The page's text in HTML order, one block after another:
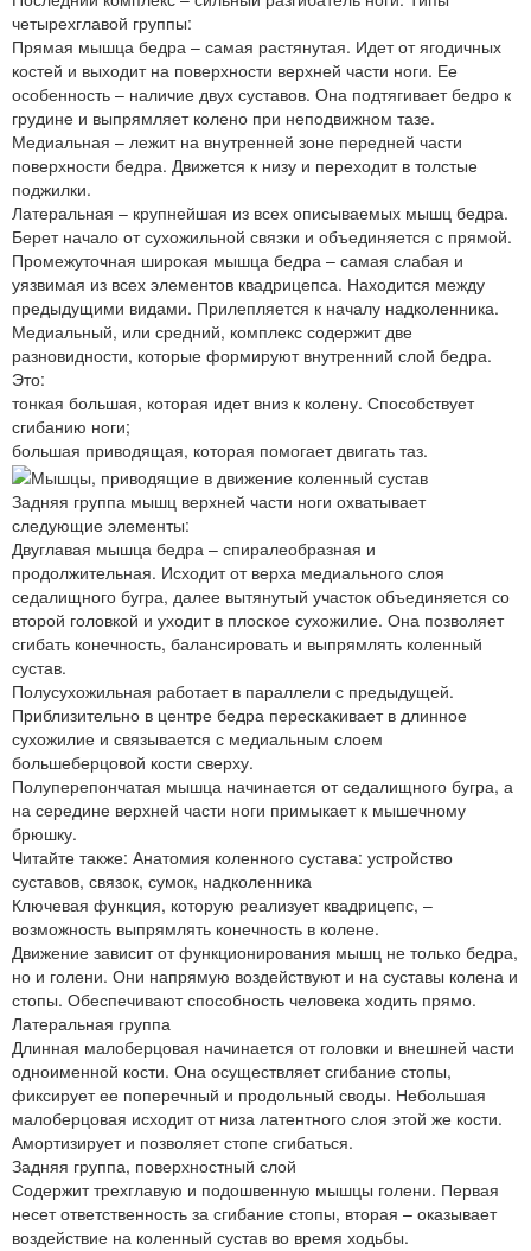
четырехглавой группы:
Прямая мышца бедра – самая растянутая. Идет от ягодичных
костей и выходит на поверхности верхней части ноги. Ее
особенность – наличие двух суставов. Она подтягивает бедро к
грудине и выпрямляет колено при неподвижном тазе.
Медиальная – лежит на внутренней зоне передней части
поверхности бедра. Движется к низу и переходит в толстые
поджилки.
Латеральная – крупнейшая из всех описываемых мышц бедра.
Берет начало от сухожильной связки и объединяется с прямой.
Промежуточная широкая мышца бедра – самая слабая и
уязвимая из всех элементов квадрицепса. Находится между
предыдущими видами. Прилепляется к началу надколенника.
Медиальный, или средний, комплекс содержит две
разновидности, которые формируют внутренний слой бедра.
Это:
тонкая большая, которая идет вниз к колену. Способствует
сгибанию ноги;
большая приводящая, которая помогает двигать таз.
Задняя группа мышц верхней части ноги охватывает
следующие элементы:
Двуглавая мышца бедра – спиралеобразная и
продолжительная. Исходит от верха медиального слоя
седалищного бугра, далее вытянутый участок объединяется со
второй головкой и уходит в плоское сухожилие. Она позволяет
сгибать конечность, балансировать и выпрямлять коленный
сустав.
Полусухожильная работает в параллели с предыдущей.
Приблизительно в центре бедра перескакивает в длинное
сухожилие и связывается с медиальным слоем
большеберцовой кости сверху.
Полуперепончатая мышца начинается от седалищного бугра, а
на середине верхней части ноги примыкает к мышечному
брюшку.
Читайте также: Анатомия коленного сустава: устройство
суставов, связок, сумок, надколенника
Ключевая функция, которую реализует квадрицепс, –
возможность выпрямлять конечность в колене.
Движение зависит от функционирования мышц не только бедра,
но и голени. Они напрямую воздействуют и на суставы колена и
стопы. Обеспечивают способность человека ходить прямо.
Латеральная группа
Длинная малоберцовая начинается от головки и внешней части
одноименной кости. Она осуществляет сгибание стопы,
фиксирует ее поперечный и продольный своды. Небольшая
малоберцовая исходит от низа латентного слоя этой же кости.
Амортизирует и позволяет стопе сгибаться.
Задняя группа, поверхностный слой
Содержит трехглавую и подошвенную мышцы голени. Первая
несет ответственность за сгибание стопы, вторая – оказывает
воздействие на коленный сустав во время ходьбы.